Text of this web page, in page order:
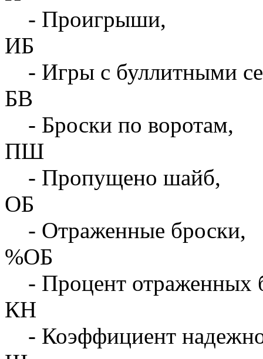
- Проигрыши,
ИБ
- Игры с буллитными
БВ
- Броски по воротам,
ПШ
- Пропущено шайб,
ОБ
- Отраженные броски,
%ОБ
- Процент отраженных
КН
- Коэффициент